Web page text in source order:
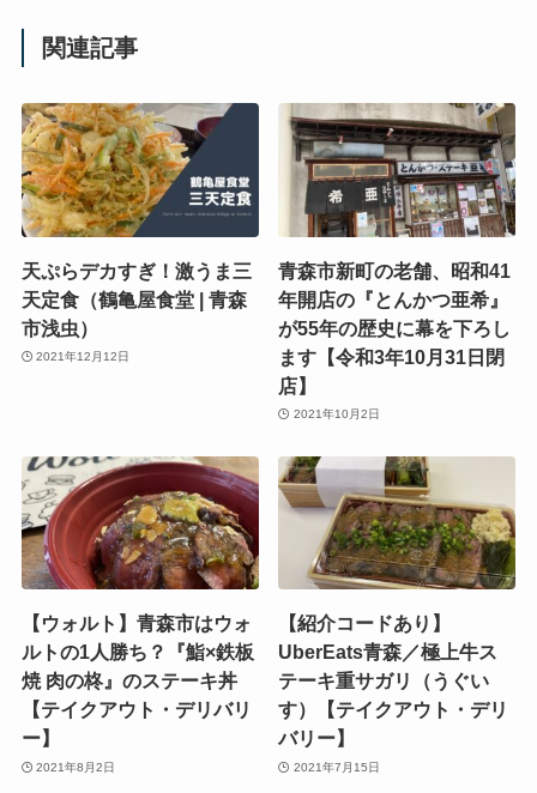
関連記事
天ぷらデカすぎ！激うま三
天定食（鶴亀屋食堂 | 青森
市浅虫）
2021年12月12日
青森市新町の老舗、昭和41
年開店の『とんかつ亜希』
が55年の歴史に幕を下ろし
ます【令和3年10月31日閉
店】
2021年10月2日
【ウォルト】青森市はウォ
ルトの1人勝ち？『鮨×鉄板
焼 肉の柊』のステーキ丼
【テイクアウト・デリバリ
ー】
2021年8月2日
【紹介コードあり】
UberEats青森／極上牛ス
テーキ重サガリ（うぐい
す）【テイクアウト・デリ
バリー】
2021年7月15日